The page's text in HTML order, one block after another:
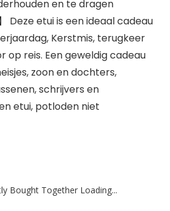
en te dragen
Deze etui is een ideaal cadeau
Kerstmis, terugkeer
op reis. Een geweldig cadeau
zoon en dochters,
schrijvers en
etui, potloden niet
Bought Together Loading...